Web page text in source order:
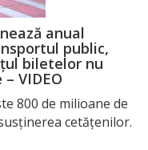
anual
public,
biletelor nu
VIDEO
800 de milioane de
cetățenilor.